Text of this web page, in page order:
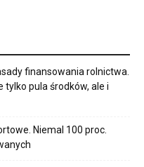
finansowania rolnictwa.
tylko pula środków, ale i
Niemal 100 proc.